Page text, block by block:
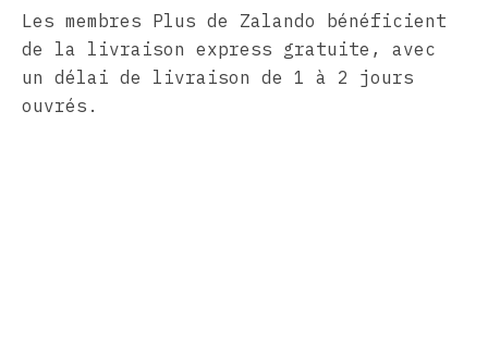
Les membres Plus de Zalando bénéficient
de la livraison express gratuite, avec
un délai de livraison de 1 à 2 jours
ouvrés.